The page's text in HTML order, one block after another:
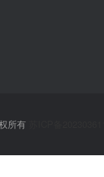
所有